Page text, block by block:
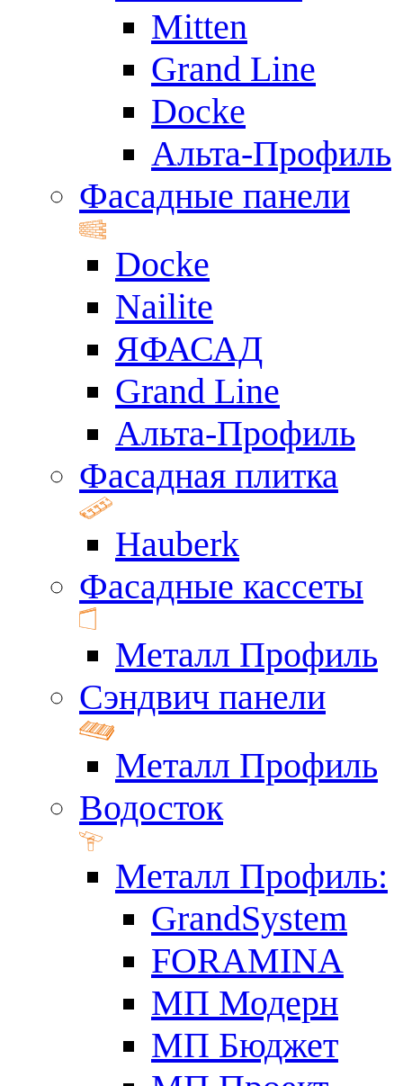
Mitten
Grand Line
Docke
Альта-Профиль
Фасадные панели
Docke
Nailite
ЯФАСАД
Grand Line
Альта-Профиль
Фасадная плитка
Hauberk
Фасадные кассеты
Металл Профиль
Сэндвич панели
Металл Профиль
Водосток
Металл Профиль:
GrandSystem
FORAMINA
МП Модерн
МП Бюджет